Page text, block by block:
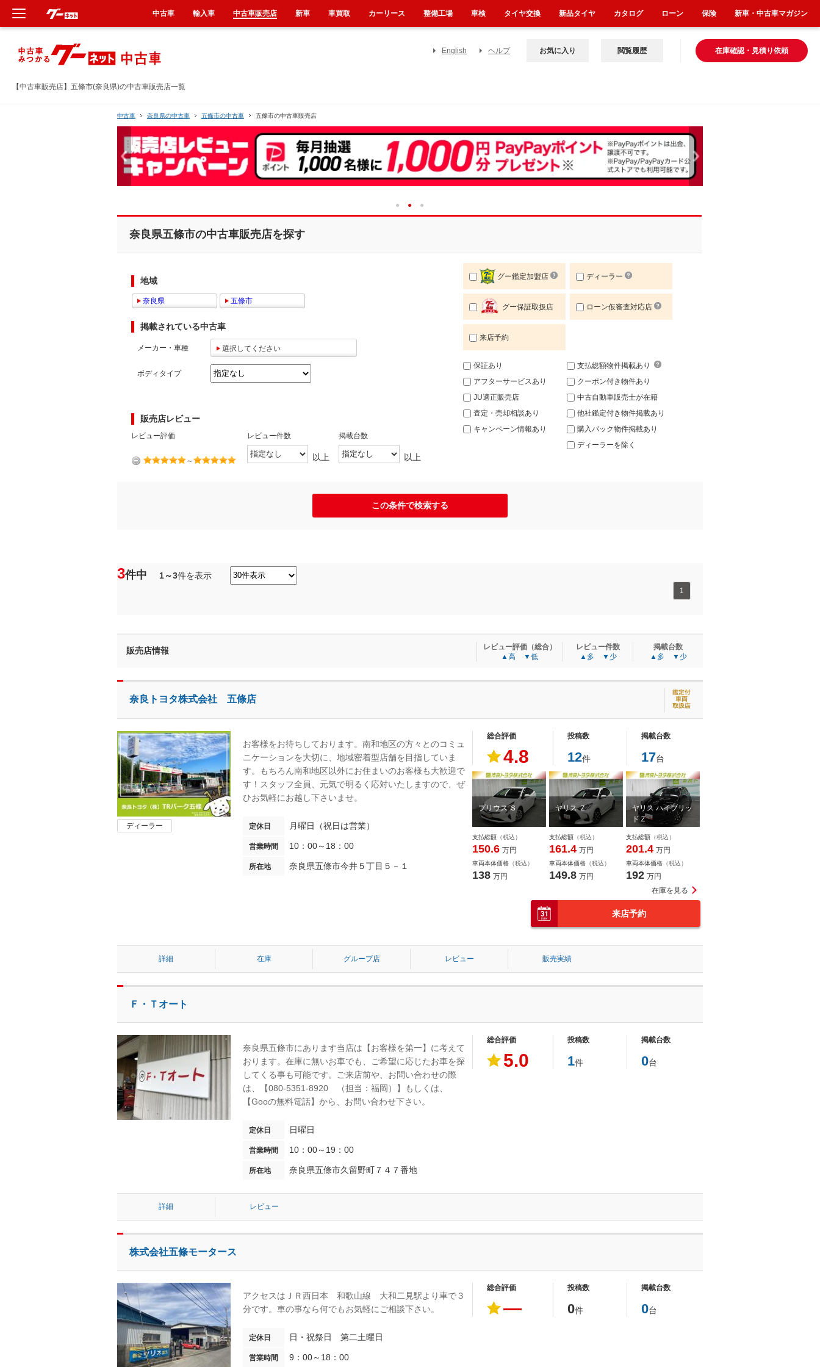
【中古車販売店】五條市(奈良県)の中古車販売店一覧
English ヘルプ 在庫確認・見積り依頼
お気に入り 閲覧履歴
中古車 奈良県の中古車 五條市の中古車 五條市の中古車販売店
奈良県五條市の中古車販売店を探す
地域
奈良県 五條市
掲載されている中古車
メーカー・車種 選択してください
ボディタイプ
販売店レビュー
レビュー評価
～
レビュー件数
以上
掲載台数
以上
グー鑑定加盟店 ディーラー
グー保証取扱店 ローン仮審査対応店
来店予約
保証あり
アフターサービスあり
JU適正販売店
査定・売却相談あり
キャンペーン情報あり
支払総額物件掲載あり
クーポン付き物件あり
中古自動車販売士が在籍
他社鑑定付き物件掲載あり
購入パック物件掲載あり
ディーラーを除く
この条件で検索する
3件中 1～3件を表示
1
販売店情報
レビュー評価（総合）
▲高
▼低
レビュー件数
▲多
▼少
掲載台数
▲多
▼少
奈良トヨタ株式会社 五條店
ディーラー
お客様をお待ちしております。南和地区の方々とのコミュ
ニケーションを大切に、地域密着型店舗を目指していま
す。もちろん南和地区以外にお住まいのお客様も大歓迎で
す！スタッフ全員、元気で明るく応対いたしますので、ぜ
ひお気軽にお越し下さいませ。
定休日 月曜日（祝日は営業）
営業時間 10：00～18：00
所在地 奈良県五條市今井５丁目５－１
総合評価
4.8
投稿数
12件
掲載台数
17台
プリウス Ｓ
支払総額 （税込）
150.6 万円
車両本体価格 （税込）
138 万円
ヤリス Ｚ
支払総額 （税込）
161.4 万円
車両本体価格 （税込）
149.8 万円
ヤリス ハイブリッ
ドＺ
支払総額 （税込）
201.4 万円
車両本体価格 （税込）
192 万円
在庫を見る
来店予約
詳細 在庫 グループ店 レビュー 販売実績
Ｆ・Ｔオート
奈良県五條市にあります当店は【お客様を第一】に考えて
おります。在庫に無いお車でも、ご希望に応じたお車を探
してくる事も可能です。ご来店前や、お問い合わせの際
は、【080-5351-8920 （担当：福岡）】もしくは、
【Gooの無料電話】から、お問い合わせ下さい。
定休日 日曜日
営業時間 10：00～19：00
所在地 奈良県五條市久留野町７４７番地
総合評価
5.0
投稿数
1件
掲載台数
0台
詳細 レビュー
株式会社五條モータース
アクセスはＪＲ西日本 和歌山線 大和二見駅より車で３
分です。車の事なら何でもお気軽にご相談下さい。
定休日 日・祝祭日 第二土曜日
営業時間 9：00～18：00
総合評価
―
投稿数
0件
掲載台数
0台
中古車 輸入車 中古車販売店 新車 車買取 カーリース 整備工場 車検 タイヤ交換 新品タイヤ カタログ ローン 保険 新車・中古車マガジン
新車
中古車